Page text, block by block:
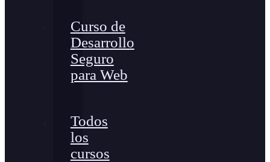
Curso de
Desarrollo
Seguro
para Web
Todos
los
cursos